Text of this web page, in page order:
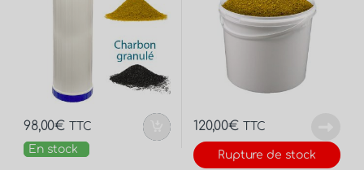
98,00€ TTC
En stock
120,00€ TTC
Rupture de stock